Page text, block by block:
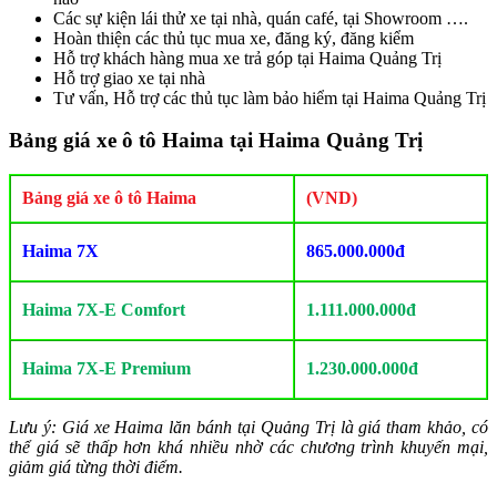
Các sự kiện lái thử xe tại nhà, quán café, tại Showroom ….
Hoàn thiện các thủ tục mua xe, đăng ký, đăng kiểm
Hỗ trợ khách hàng mua xe trả góp tại Haima Quảng Trị
Hỗ trợ giao xe tại nhà
Tư vấn, Hỗ trợ các thủ tục làm bảo hiểm tại Haima Quảng Trị
Bảng giá xe ô tô Haima tại Haima Quảng Trị
Bảng giá xe ô tô Haima (VND)
Haima 7X 865.000.000đ
Haima 7X-E Comfort 1.111.000.000đ
Haima 7X-E Premium 1.230.000.000đ
Lưu ý: Giá xe Haima lăn bánh tại Quảng Trị là giá tham khảo, có
thể giá sẽ thấp hơn khá nhiều nhờ các chương trình khuyến mại,
giảm giá từng thời điểm.